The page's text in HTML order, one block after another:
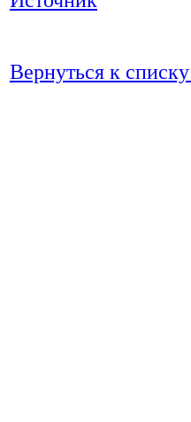
Вернуться к